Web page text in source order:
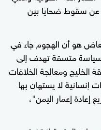
عن سقوط ضحايا بين
هو أن الهجوم جاء في
متسقة تهدف إلى
ومعالجة الخلافات
إنسانية لا يستهان بها
إعمار اليمن"،